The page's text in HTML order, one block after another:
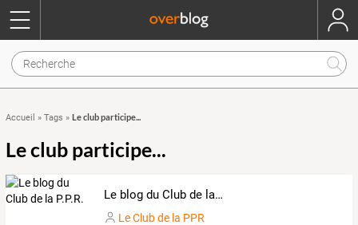
Accueil » Tags » Le club participe...
Le club participe...
Le blog du Club de la P.P.R.
Le Club de la PPR